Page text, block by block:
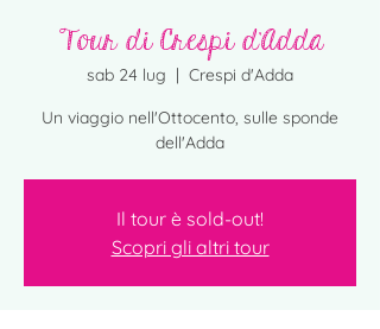
Tour di Crespi d'Adda
sab 24 lug
  |
Crespi d'Adda
Un viaggio nell'Ottocento, sulle sponde
dell'Adda
Il tour è sold-out!
Scopri gli altri tour